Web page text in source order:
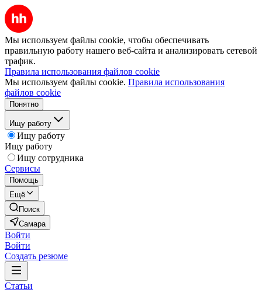
Мы используем файлы cookie, чтобы обеспечивать
правильную работу нашего веб-сайта и анализировать сетевой
трафик.
Правила использования файлов cookie
Мы используем файлы cookie. Правила использования
файлов cookie
Понятно
Ищу работу
Ищу работу
Ищу работу
Ищу сотрудника
Сервисы
Помощь
Ещё
Поиск
Самара
Войти
Войти
Создать резюме
Статьи